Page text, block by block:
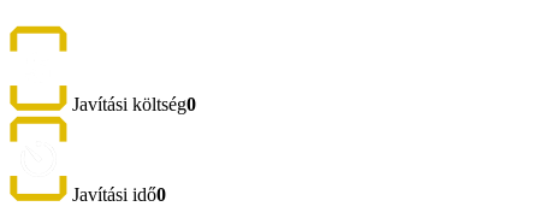
Javítási költség0
Javítási idő0